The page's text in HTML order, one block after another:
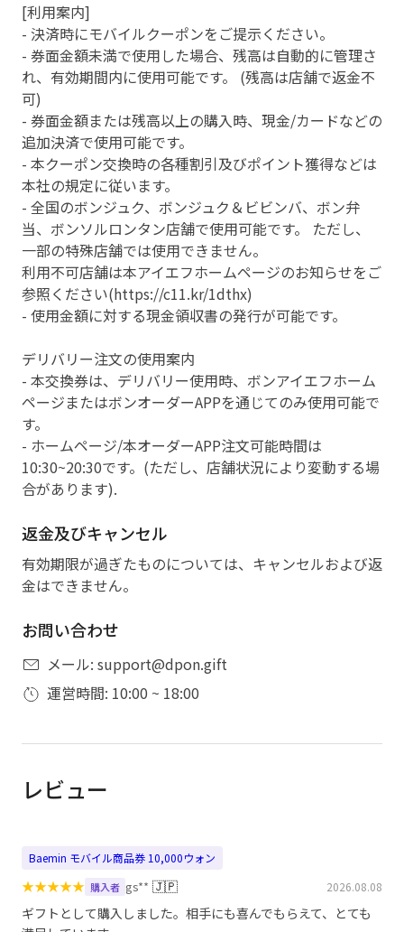
[利用案内]
- 決済時にモバイルクーポンをご提示ください。
- 券面金額未満で使用した場合、残高は自動的に管理さ
れ、有効期間内に使用可能です。 (残高は店舗で返金不
可)
- 券面金額または残高以上の購入時、現金/カードなどの
追加決済で使用可能です。
- 本クーポン交換時の各種割引及びポイント獲得などは
本社の規定に従います。
- 全国のボンジュク、ボンジュク＆ビビンバ、ボン弁
当、ボンソルロンタン店舗で使用可能です。 ただし、
一部の特殊店舗では使用できません。
利用不可店舗は本アイエフホームページのお知らせをご
参照ください(https://c11.kr/1dthx)
- 使用金額に対する現金領収書の発行が可能です。
デリバリー注文の使用案内
- 本交換券は、デリバリー使用時、ボンアイエフホーム
ページまたはボンオーダーAPPを通じてのみ使用可能で
す。
- ホームページ/本オーダーAPP注文可能時間は
10:30~20:30です。(ただし、店舗状況により変動する場
合があります).
返金及びキャンセル
有効期限が過ぎたものについては、キャンセルおよび返
金はできません。
お問い合わせ
メール: support@dpon.gift
運営時間: 10:00 ~ 18:00
レビュー
Baemin モバイル商品券 10,000ウォン
★★★★★ 購入者 gs** 🇯🇵 2026.08.08
ギフトとして購入しました。相手にも喜んでもらえて、とても